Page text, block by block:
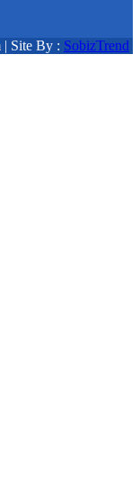
| Site By : SobizTrend